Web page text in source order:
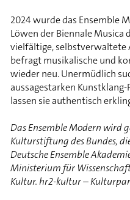
2024 wurde das Ensemble
Löwen der Biennale Musica
vielfältige, selbstverwaltete
befragt musikalische und
wieder neu. Unermüdlich
aussagestarken
lassen sie authentisch
Das Ensemble Modern wird
Kulturstiftung des Bundes,
Deutsche Ensemble
Ministerium für
Kultur. hr2-kultur –